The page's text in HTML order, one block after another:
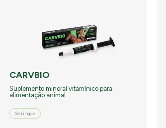
CARVBIO
Suplemento mineral vitamínico para
alimentação animal
Seringas